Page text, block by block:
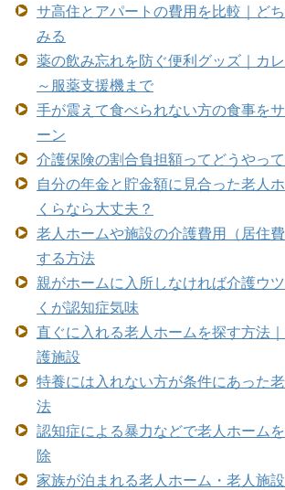
サ高住とアパートの費用を比較｜ど
みる
薬の飲み忘れを防ぐ便利グッズ｜カ
～服薬支援機まで
手が震えて食べられない方の食事を
ーン
介護保険の割合負担額ってどうやっ
自分の年金と貯金額に見合った老人
くらなら大丈夫？
老人ホームや施設の介護費用（居住
する方法
親がホームに入所しなければ介護ウ
くが認知症気味
直ぐに入れる老人ホームを探す方法
護施設
特養には入れない方が条件にあった
法
認知症による暴力などで老人ホーム
除
家族が泊まれる老人ホーム・老人施